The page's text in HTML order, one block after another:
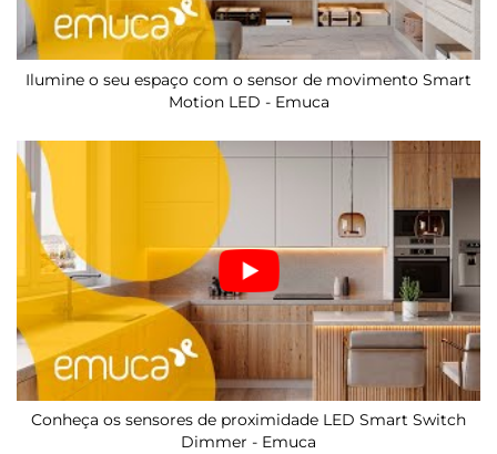
Ilumine o seu espaço com o sensor de movimento Smart
Motion LED - Emuca
Conheça os sensores de proximidade LED Smart Switch
Dimmer - Emuca